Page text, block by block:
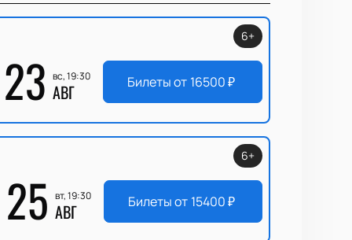
23 вс, 19:30
АВГ
6+
Билеты от 16500₽
25 вт, 19:30
АВГ
6+
Билеты от 15400₽